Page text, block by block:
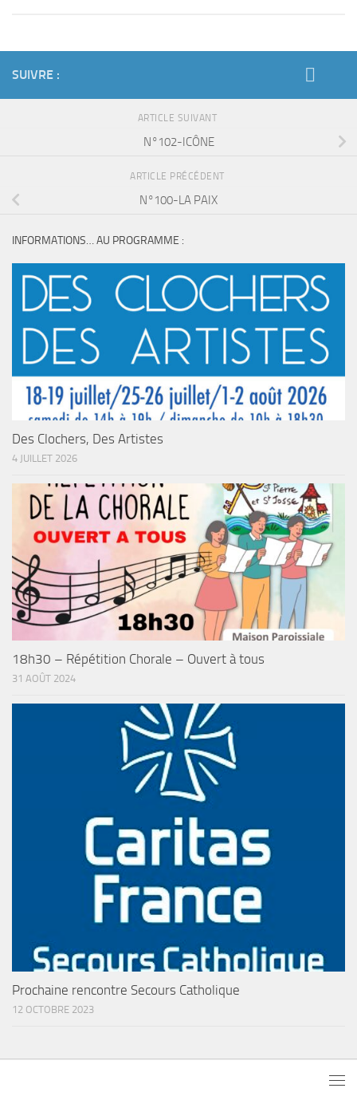
SUIVRE :
ARTICLE SUIVANT
N°102-ICÔNE
ARTICLE PRÉCÉDENT
N°100-LA PAIX
INFORMATIONS… AU PROGRAMME :
Des Clochers, Des Artistes
4 JUILLET 2026
18h30 – Répétition Chorale – Ouvert à tous
31 AOÛT 2024
Prochaine rencontre Secours Catholique
12 OCTOBRE 2023